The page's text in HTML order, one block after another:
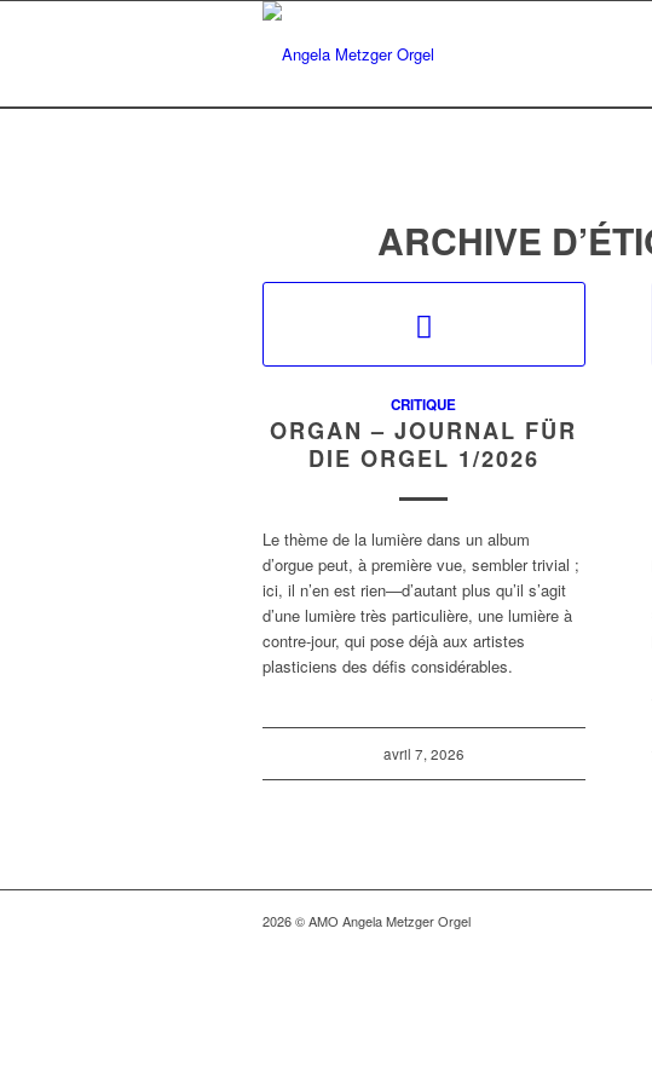
ARCHIVE
CRITIQUE
ORGAN – JOURNAL FÜR
DIE ORGEL 1/2026
Le thème de la lumière dans un album
d’orgue peut, à première vue, sembler trivial ;
ici, il n’en est rien—d’autant plus qu’il s’agit
d’une lumière très particulière, une lumière à
contre-jour, qui pose déjà aux artistes
plasticiens des défis considérables.
avril 7, 2026
2026 © AMO Angela Metzger Orgel